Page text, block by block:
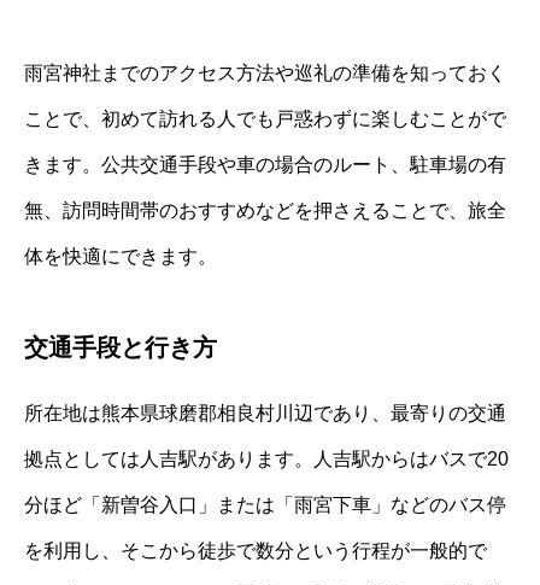
雨宮神社までのアクセス方法や巡礼の準備を知っておく
ことで、初めて訪れる人でも戸惑わずに楽しむことがで
きます。公共交通手段や車の場合のルート、駐車場の有
無、訪問時間帯のおすすめなどを押さえることで、旅全
体を快適にできます。
交通手段と行き方
所在地は熊本県球磨郡相良村川辺であり、最寄りの交通
拠点としては人吉駅があります。人吉駅からはバスで20
分ほど「新曽谷入口」または「雨宮下車」などのバス停
を利用し、そこから徒歩で数分という行程が一般的で